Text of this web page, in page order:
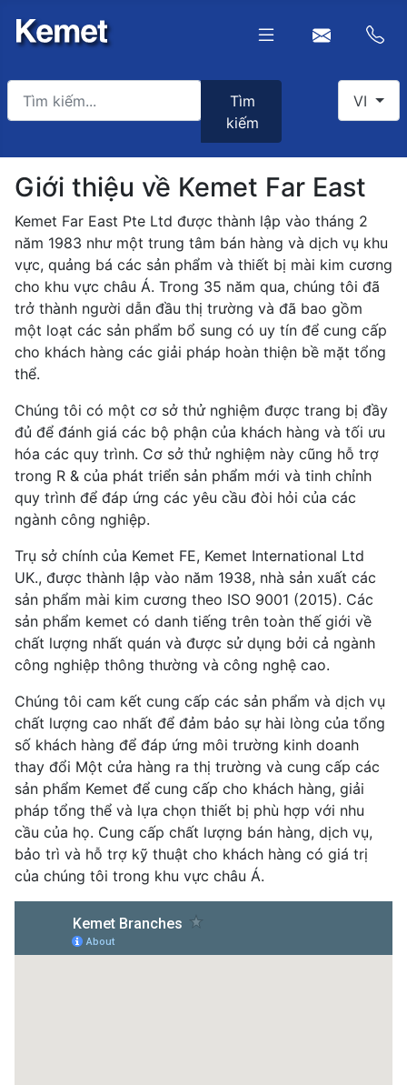
Tìm kiếm
Type 2 or more characters for results.
Tìm
kiếm
VI
Giới thiệu về Kemet Far East
Kemet Far East Pte Ltd được thành lập vào tháng 2
năm 1983 như một trung tâm bán hàng và dịch vụ khu
vực, quảng bá các sản phẩm và thiết bị mài kim cương
cho khu vực châu Á. Trong 35 năm qua, chúng tôi đã
trở thành người dẫn đầu thị trường và đã bao gồm
một loạt các sản phẩm bổ sung có uy tín để cung cấp
cho khách hàng các giải pháp hoàn thiện bề mặt tổng
thể.
Chúng tôi có một cơ sở thử nghiệm được trang bị đầy
đủ để đánh giá các bộ phận của khách hàng và tối ưu
hóa các quy trình. Cơ sở thử nghiệm này cũng hỗ trợ
trong R & của phát triển sản phẩm mới và tinh chỉnh
quy trình để đáp ứng các yêu cầu đòi hỏi của các
ngành công nghiệp.
Trụ sở chính của Kemet FE, Kemet International Ltd
UK., được thành lập vào năm 1938, nhà sản xuất các
sản phẩm mài kim cương theo ISO 9001 (2015). Các
sản phẩm kemet có danh tiếng trên toàn thế giới về
chất lượng nhất quán và được sử dụng bởi cả ngành
công nghiệp thông thường và công nghệ cao.
Chúng tôi cam kết cung cấp các sản phẩm và dịch vụ
chất lượng cao nhất để đảm bảo sự hài lòng của tổng
số khách hàng để đáp ứng môi trường kinh doanh
thay đổi Một cửa hàng ra thị trường và cung cấp các
sản phẩm Kemet để cung cấp cho khách hàng, giải
pháp tổng thể và lựa chọn thiết bị phù hợp với nhu
cầu của họ. Cung cấp chất lượng bán hàng, dịch vụ,
bảo trì và hỗ trợ kỹ thuật cho khách hàng có giá trị
của chúng tôi trong khu vực châu Á.